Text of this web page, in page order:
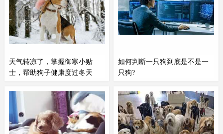
种能够快速杀死金毛、德牧、哈士
奇的恐怖疾病。狗狗胃扭转就是胃
被打了个结，食物没办法正常消化
胃扭转（Gastric Dilatation
白喉流行。但是由于最近的存有血
清的城市却远在千里之外，大家为
了能够快速运送治疗白喉的血清，
天气转凉了，掌握御寒小贴
士，帮助狗子健康度过冬天
犬等，对于大部分狗子来说是非常
冷的。这种严寒天气下，不要让狗
子待在室外。狗狗们的皮毛有一定
的御寒能力，像拉布拉多，哈士奇
如何判断一只狗到底是不是一
只狗?
一下正面、背面、侧面，亦或者让
它躺下、坐下、直立，AI识别这些
可能都很无奈，那么，你就需要告
诉AI：这些都是哈士奇。众所周